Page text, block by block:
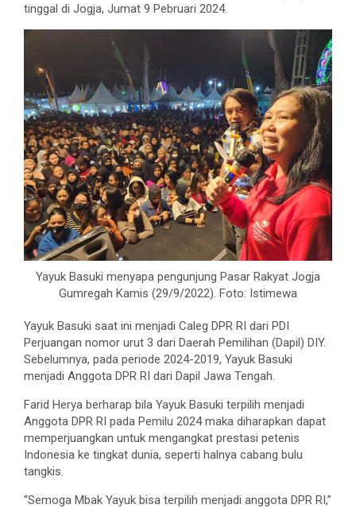
tinggal di Jogja, Jumat 9 Pebruari 2024.
Yayuk Basuki menyapa pengunjung Pasar Rakyat Jogja
Gumregah Kamis (29/9/2022). Foto: Istimewa
Yayuk Basuki saat ini menjadi Caleg DPR RI dari PDI
Perjuangan nomor urut 3 dari Daerah Pemilihan (Dapil) DIY.
Sebelumnya, pada periode 2024-2019, Yayuk Basuki
menjadi Anggota DPR RI dari Dapil Jawa Tengah.
Farid Herya berharap bila Yayuk Basuki terpilih menjadi
Anggota DPR RI pada Pemilu 2024 maka diharapkan dapat
memperjuangkan untuk mengangkat prestasi petenis
Indonesia ke tingkat dunia, seperti halnya cabang bulu
tangkis.
“Semoga Mbak Yayuk bisa terpilih menjadi anggota DPR RI,”